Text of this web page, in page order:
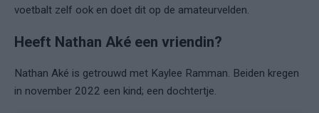
voetbalt zelf ook en doet dit op de amateurvelden.
Heeft Nathan Aké een vriendin?
Nathan Aké is getrouwd met Kaylee Ramman. Beiden kregen
in november 2022 een kind; een dochtertje.